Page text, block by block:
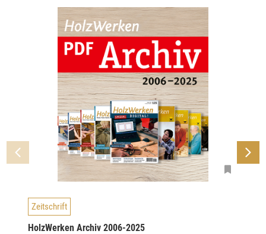
Zeitschrift
HolzWerken Archiv 2006-2025